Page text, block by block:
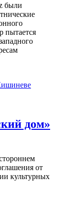
были
пытается
дом»
от
культурных